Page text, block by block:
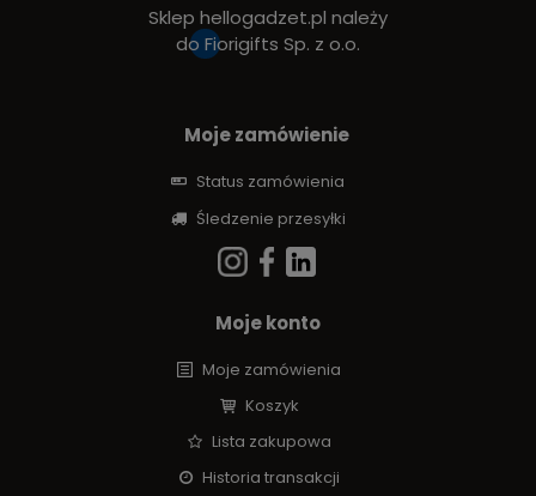
Sklep hellogadzet.pl należy
do Fiorigifts Sp. z o.o.
Moje zamówienie
Status zamówienia
Śledzenie przesyłki
Moje konto
Moje zamówienia
Koszyk
Lista zakupowa
Historia transakcji